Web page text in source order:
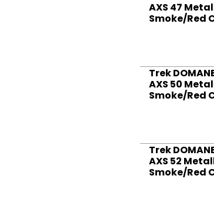
AXS 47
Smoke/Red
Trek
AXS 50
Smoke/Red
Trek
AXS 52
Smoke/Red